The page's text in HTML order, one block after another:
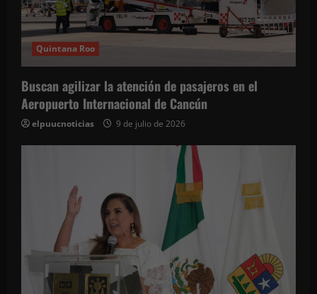
Quintana Roo
Buscan agilizar la atención de pasajeros en el
Aeropuerto Internacional de Cancún
elpuucnoticias 9 de julio de 2026